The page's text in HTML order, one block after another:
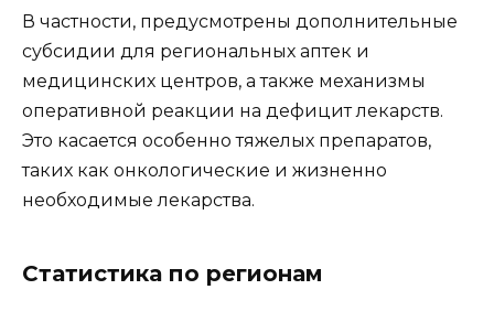
В частности, предусмотрены дополнительные
субсидии для региональных аптек и
медицинских центров, а также механизмы
оперативной реакции на дефицит лекарств.
Это касается особенно тяжелых препаратов,
таких как онкологические и жизненно
необходимые лекарства.
Статистика по регионам